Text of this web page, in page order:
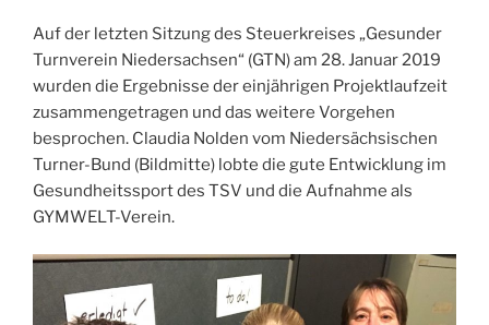
Auf der letzten Sitzung des Steuerkreises „Gesunder
Turnverein Niedersachsen“ (GTN) am 28. Januar 2019
wurden die Ergebnisse der einjährigen Projektlaufzeit
zusammengetragen und das weitere Vorgehen
besprochen. Claudia Nolden vom Niedersächsischen
Turner-Bund (Bildmitte) lobte die gute Entwicklung im
Gesundheitssport des TSV und die Aufnahme als
GYMWELT-Verein.